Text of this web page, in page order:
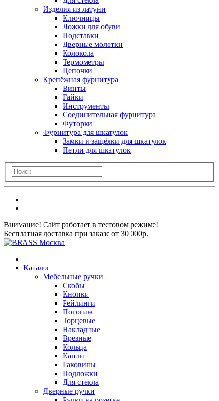
Изделия из латуни
Ключницы
Ложки для обуви
Подставки
Дверные молотки
Колокола
Термометры
Цепочки
Крепёжная фурнитура
Винты
Гайки
Инструменты
Соединительная фурнитура
Футорки
Фурнитура для шкатулок
Замки и защёлки для шкатулок
Петли для шкатулок
Внимание! Сайт работает в тестовом режиме!
Бесплатная доставка при заказе от 30 000р.
Каталог
Мебельные ручки
Скобы
Кнопки
Рейлинги
Погонаж
Торцевые
Накладные
Врезные
Кольца
Капли
Раковины
Подложки
Для стекла
Дверные ручки